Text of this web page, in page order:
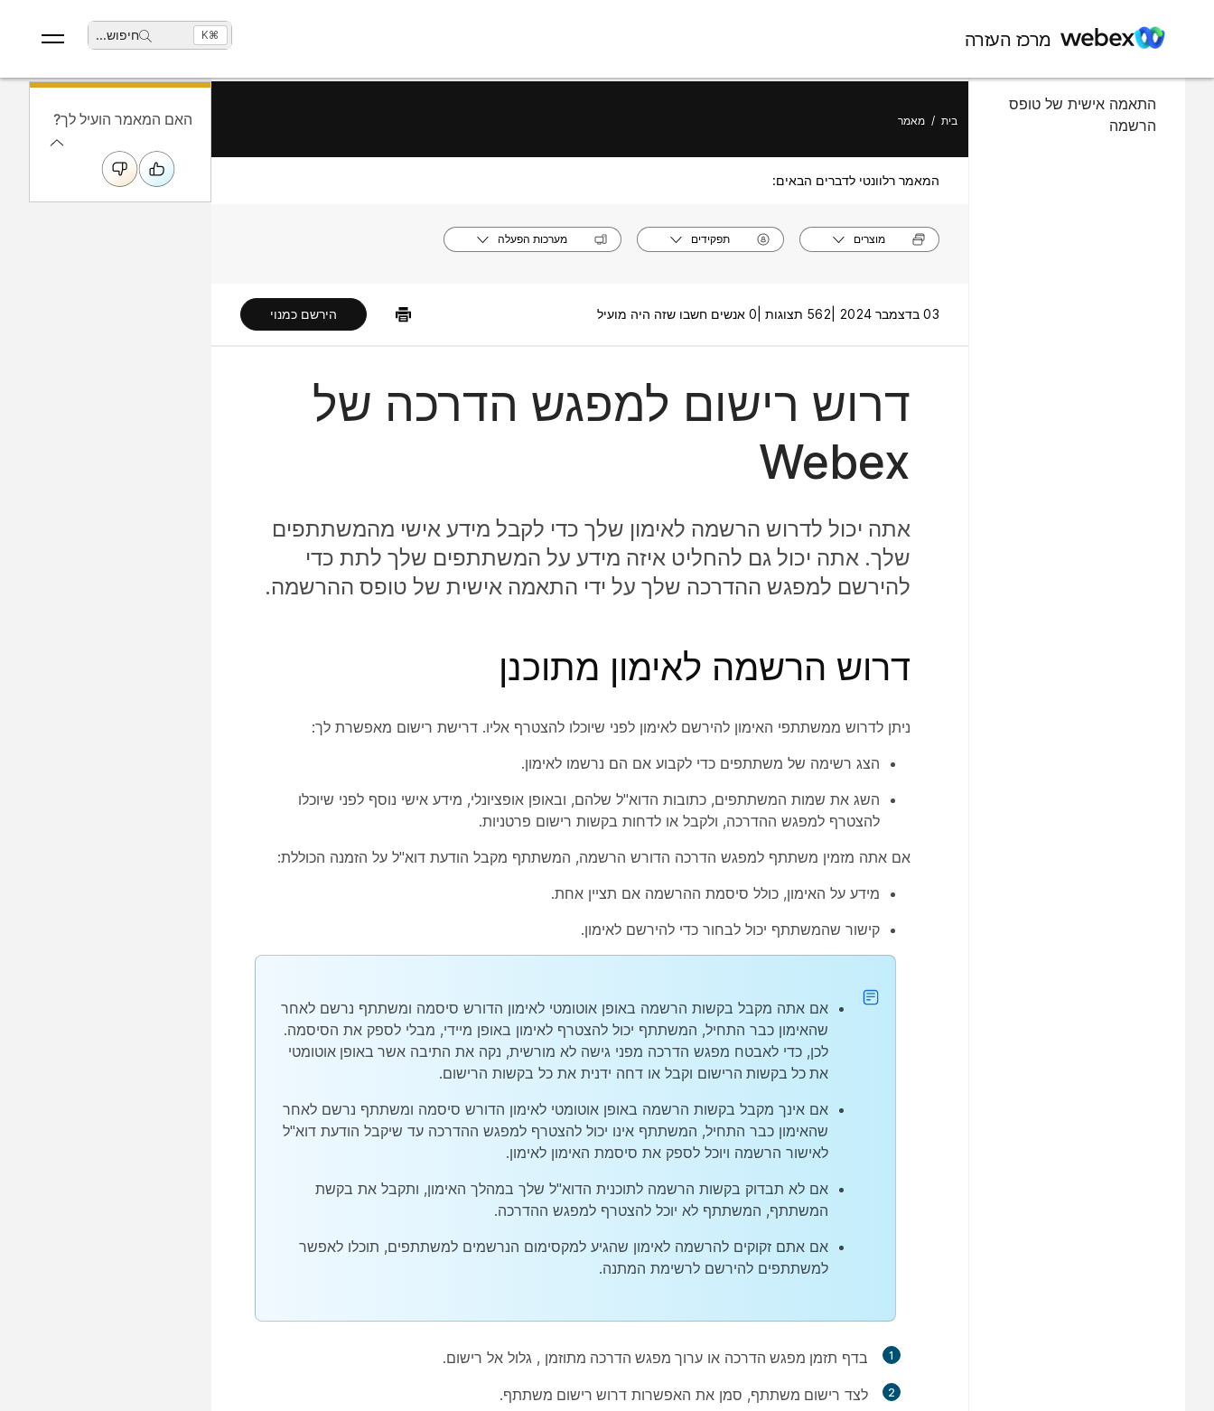
מרכז העזרה חיפוש... ⌘K
במאמר זה
התאמה אישית של טופס
הרשמה
בית / מאמר
המאמר רלוונטי לדברים הבאים:
מוצרים תפקידים מערכות הפעלה
03 בדצמבר 2024 | 562 תצוגות | 0 אנשים חשבו שזה היה מועיל הירשם כמנוי
דרוש רישום למפגש הדרכה של
Webex
אתה יכול לדרוש הרשמה לאימון שלך כדי לקבל מידע אישי מהמשתתפים
שלך. אתה יכול גם להחליט איזה מידע על המשתתפים שלך לתת כדי
להירשם למפגש ההדרכה שלך על ידי התאמה אישית של טופס ההרשמה.
דרוש הרשמה לאימון מתוכנן
ניתן לדרוש ממשתתפי האימון להירשם לאימון לפני שיוכלו להצטרף אליו. דרישת רישום מאפשרת לך:
הצג רשימה של משתתפים כדי לקבוע אם הם נרשמו לאימון.
השג את שמות המשתתפים, כתובות הדוא"ל שלהם, ובאופן אופציונלי, מידע אישי נוסף לפני שיוכלו
להצטרף למפגש ההדרכה, ולקבל או לדחות בקשות רישום פרטניות.
אם אתה מזמין משתתף למפגש הדרכה הדורש הרשמה, המשתתף מקבל הודעת דוא"ל על הזמנה הכוללת:
מידע על האימון, כולל סיסמת ההרשמה אם תציין אחת.
קישור שהמשתתף יכול לבחור כדי להירשם לאימון.
אם אתה מקבל בקשות הרשמה באופן אוטומטי לאימון הדורש סיסמה ומשתתף נרשם לאחר
שהאימון כבר התחיל, המשתתף יכול להצטרף לאימון באופן מיידי, מבלי לספק את הסיסמה.
לכן, כדי לאבטח מפגש הדרכה מפני גישה לא מורשית, נקה את התיבה אשר באופן אוטומטי
את כל בקשות הרישום וקבל או דחה ידנית את כל בקשות הרישום.
אם אינך מקבל בקשות הרשמה באופן אוטומטי לאימון הדורש סיסמה ומשתתף נרשם לאחר
שהאימון כבר התחיל, המשתתף אינו יכול להצטרף למפגש ההדרכה עד שיקבל הודעת דוא"ל
לאישור הרשמה ויוכל לספק את סיסמת האימון לאימון.
אם לא תבדוק בקשות הרשמה לתוכנית הדוא"ל שלך במהלך האימון, ותקבל את בקשת
המשתתף, המשתתף לא יוכל להצטרף למפגש ההדרכה.
אם אתם זקוקים להרשמה לאימון שהגיע למקסימום הנרשמים למשתתפים, תוכלו לאפשר
למשתתפים להירשם לרשימת המתנה.
1 בדף תזמן מפגש הדרכה או ערוך מפגש הדרכה מתוזמן , גלול אל רישום.
2 לצד רישום משתתף, סמן את האפשרות דרוש רישום משתתף.
האם המאמר הועיל לך?